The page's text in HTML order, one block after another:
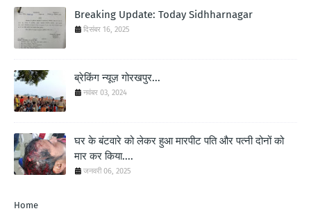
Breaking Update: Today Sidhharnagar
दिसंबर 16, 2025
ब्रेकिंग न्यूज़ गोरखपुर...
नवंबर 03, 2024
घर के बंटवारे को लेकर हुआ मारपीट पति और पत्नी दोनों को
मार कर किया....
जनवरी 06, 2025
Home